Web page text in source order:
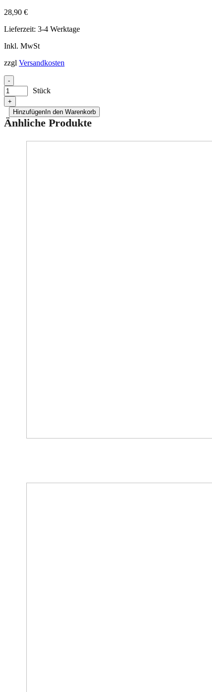
28,90 €
Lieferzeit: 3-4 Werktage
Inkl. MwSt
zzgl Versandkosten
-
Stück
+
Hinzufügen In den Warenkorb
Änhliche Produkte